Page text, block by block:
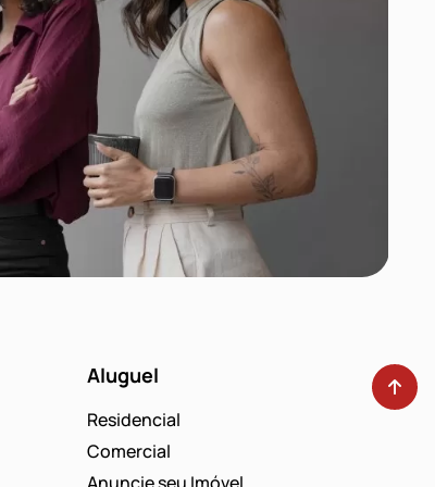
Aluguel
Residencial
Comercial